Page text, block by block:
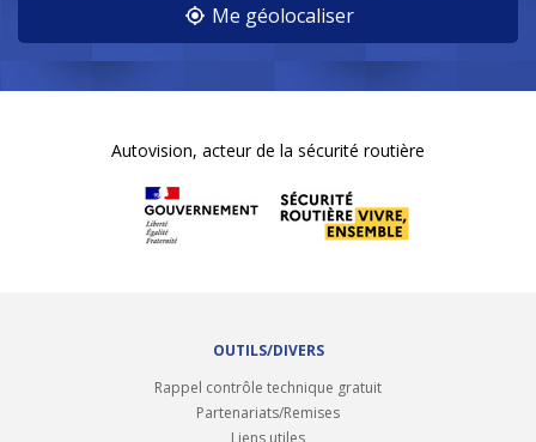
Me géolocaliser
Autovision, acteur de la sécurité routière
OUTILS/DIVERS
Rappel contrôle technique gratuit
Partenariats/Remises
Liens utiles